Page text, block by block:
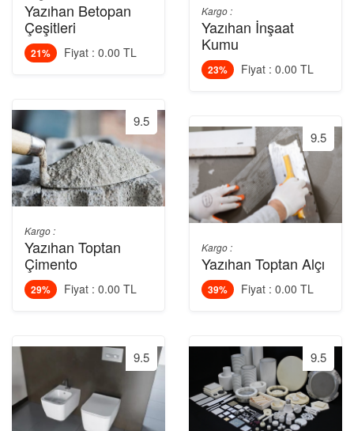
Yazıhan Betopan
Çeşitleri
21% Fiyat : 0.00 TL
9.5
Kargo :
Yazıhan Toptan
Çimento
29% Fiyat : 0.00 TL
9.5
Kargo :
Yazıhan İnşaat
Kumu
23% Fiyat : 0.00 TL
9.5
Kargo :
Yazıhan Toptan Alçı
39% Fiyat : 0.00 TL
9.5